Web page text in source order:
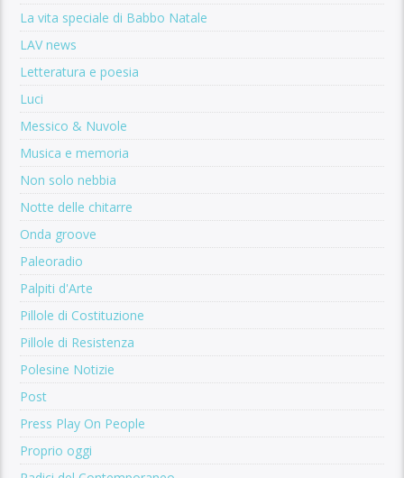
La vita speciale di Babbo Natale
LAV news
Letteratura e poesia
Luci
Messico & Nuvole
Musica e memoria
Non solo nebbia
Notte delle chitarre
Onda groove
Paleoradio
Palpiti d'Arte
Pillole di Costituzione
Pillole di Resistenza
Polesine Notizie
Post
Press Play On People
Proprio oggi